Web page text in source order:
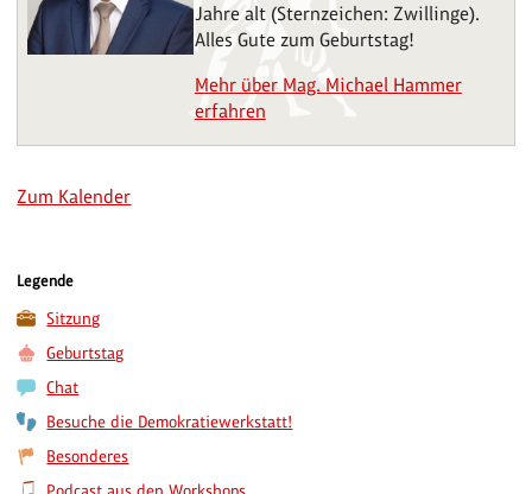
Jahre alt (Sternzeichen: Zwillinge).
Alles Gute zum Geburtstag!
Mehr über Mag. Michael Hammer
erfahren
Zum Kalender
Legende
Sitzung
Geburtstag
Chat
Besuche die Demokratiewerkstatt!
Besonderes